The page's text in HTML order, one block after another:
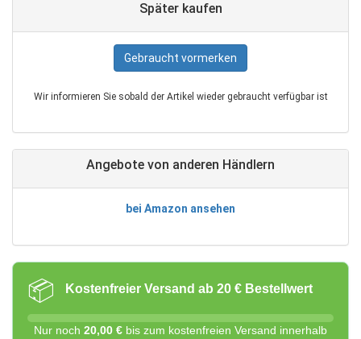
Später kaufen
Gebraucht vormerken
Wir informieren Sie sobald der Artikel wieder gebraucht verfügbar ist
Angebote von anderen Händlern
bei Amazon ansehen
📦 Kostenfreier Versand ab 20 € Bestellwert
Nur noch 20,00 € bis zum kostenfreien Versand innerhalb